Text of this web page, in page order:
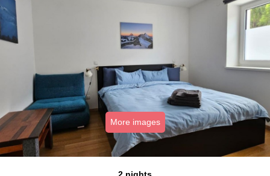
More images
2 nights